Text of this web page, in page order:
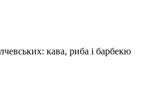
кава, риба і барбекю